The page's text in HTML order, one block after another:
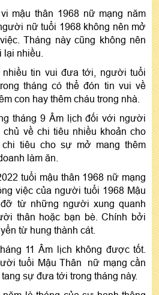
mậu thân 1968 nữ mạng năm
nữ tuổi 1968 không nên mở
Tháng này cũng không nên
lại nhiều.
nhiều tin vui đưa tới, người tuổi
tháng có thể đón tin vui về
con hay thêm cháu trong nhà.
tháng 9 Âm lịch đối với người
về chi tiêu nhiều khoản cho
tiêu cho sự mở mang thêm
làm ăn.
tuổi mậu thân 1968 nữ mạng
việc của người tuổi 1968 Mậu
từ những người xung quanh
thân hoặc bạn bè. Chính bởi
từ hung thành cát.
11 Âm lịch không được tốt.
tuổi Mậu Thân nữ mạng cần
sự đưa tới trong tháng này.